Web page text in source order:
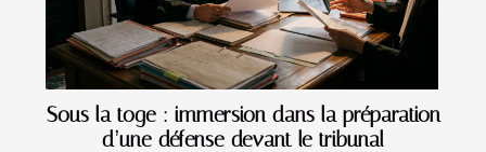
Sous la toge : immersion dans la préparation
d’une défense devant le tribunal